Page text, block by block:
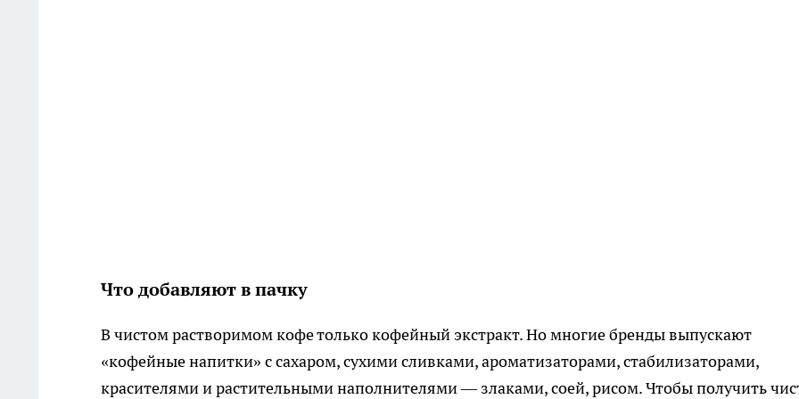
Что добавляют в пачку
В чистом растворимом кофе только кофейный экстракт. Но многие бренды выпускают
«кофейные напитки» с сахаром, сухими сливками, ароматизаторами, стабилизаторами,
красителями и растительными наполнителями — злаками, соей, рисом. Чтобы получить